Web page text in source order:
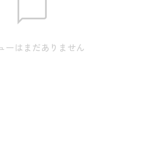
す。またアパレル商品タグのサイズ表
ーはまだありません